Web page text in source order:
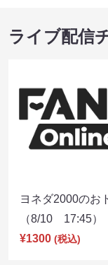
ライブ配信
ヨネダ2000のお
（8/10 17:45）
¥1300 (税込)